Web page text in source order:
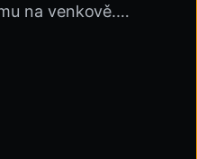
Nevinná Žena
na venkově.